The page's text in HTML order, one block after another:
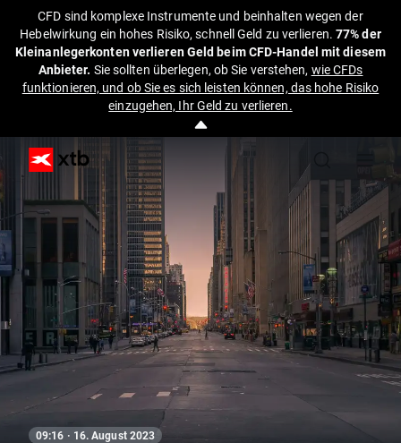
CFD sind komplexe Instrumente und beinhalten wegen der
Hebelwirkung ein hohes Risiko, schnell Geld zu verlieren.77% der
Kleinanlegerkonten verlieren Geld beim CFD-Handel mit diesem
Anbieter. Sie sollten überlegen, ob Sie verstehen, wie CFDs
funktionieren, und ob Sie es sich leisten können, das hohe Risiko
einzugehen, Ihr Geld zu verlieren.
09:16 · 16. August 2023